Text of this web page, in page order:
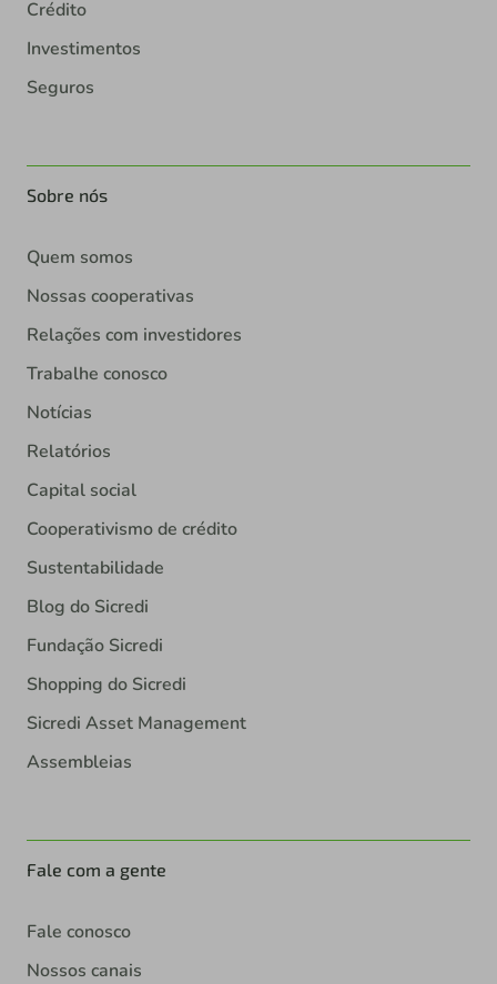
Crédito
Investimentos
Seguros
Sobre nós
Quem somos
Nossas cooperativas
Relações com investidores
Trabalhe conosco
Notícias
Relatórios
Capital social
Cooperativismo de crédito
Sustentabilidade
Blog do Sicredi
Fundação Sicredi
Shopping do Sicredi
Sicredi Asset Management
Assembleias
Fale com a gente
Fale conosco
Nossos canais